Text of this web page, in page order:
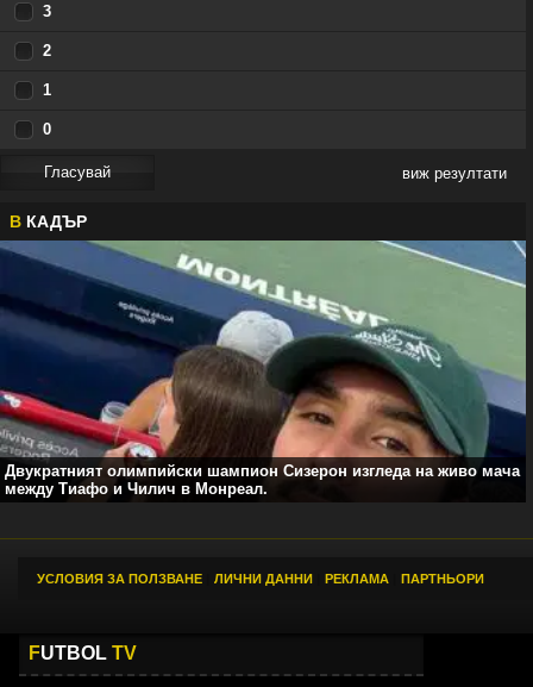
3
2
1
0
виж резултати
В КАДЪР
Двукратният олимпийски шампион Сизерон изгледа на живо мача
между Тиафо и Чилич в Монреал.
УСЛОВИЯ ЗА ПОЛЗВАНЕ ЛИЧНИ ДАННИ РЕКЛАМА ПАРТНЬОРИ
FUTBOL TV